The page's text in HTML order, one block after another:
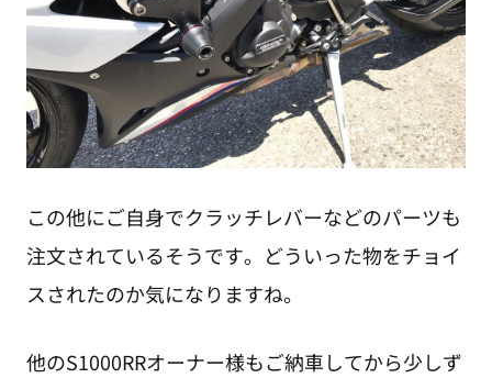
この他にご自身でクラッチレバーなどのパーツも
注文されているそうです。どういった物をチョイ
スされたのか気になりますね。
他のS1000RRオーナー様もご納車してから少しず